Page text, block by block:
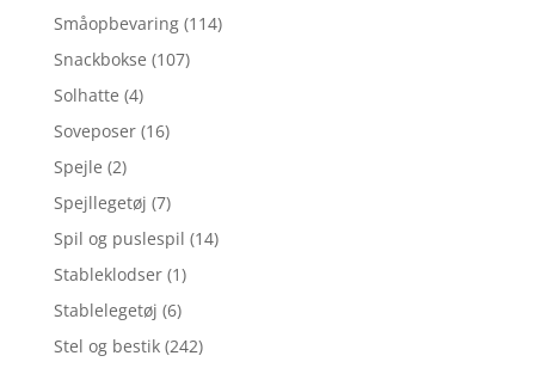
Småopbevaring (114)
Snackbokse (107)
Solhatte (4)
Soveposer (16)
Spejle (2)
Spejllegetøj (7)
Spil og puslespil (14)
Stableklodser (1)
Stablelegetøj (6)
Stel og bestik (242)